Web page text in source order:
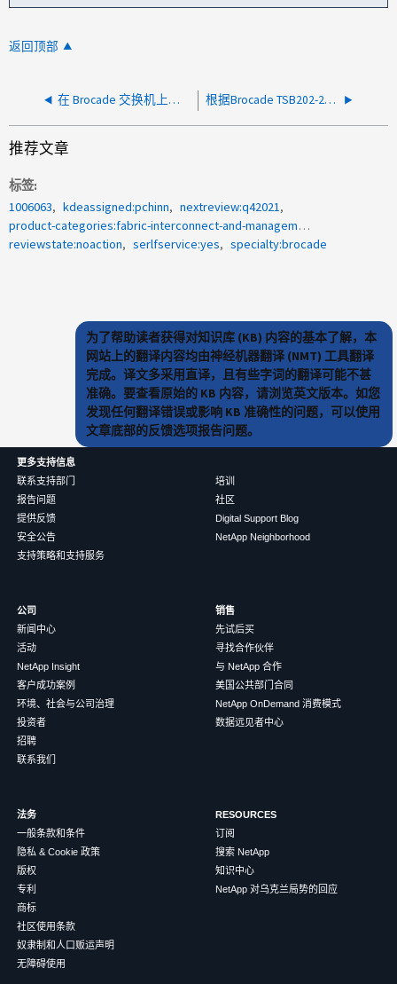
返回顶部
在 Brocade 交换机上运行 hareboot 命令时发生意外完全重新启动 根据Brocade TSB202-286-A的要求、将X7交换机从FOS v9.0.x直接升级到FOS v9.1.x会导致活动CP无响应
推荐文章
标签
1006063
kdeassigned:pchinn
nextreview:q42021
product-categories:fabric-interconnect-and-management-switches
reviewstate:noaction
serlfservice:yes specialty:brocade
为了帮助读者获得对知识库 (KB) 内容的基本了解，本
网站上的翻译内容均由神经机器翻译 (NMT) 工具翻译
完成。译文多采用直译，且有些字词的翻译可能不甚
准确。要查看原始的 KB 内容，请浏览英文版本。如您
发现任何翻译错误或影响 KB 准确性的问题，可以使用
文章底部的反馈选项报告问题。
更多支持信息
联系支持部门
报告问题
提供反馈
安全公告
支持策略和支持服务
培训
社区
Digital Support Blog
NetApp Neighborhood
公司
新闻中心
活动
NetApp Insight
客户成功案例
环境、社会与公司治理
投资者
招聘
联系我们
销售
先试后买
寻找合作伙伴
与 NetApp 合作
美国公共部门合同
NetApp OnDemand 消费模式
数据远见者中心
法务
一般条款和条件
隐私 & Cookie 政策
版权
专利
商标
社区使用条款
奴隶制和人口贩运声明
无障碍使用
RESOURCES
订阅
搜索 NetApp
知识中心
NetApp 对乌克兰局势的回应